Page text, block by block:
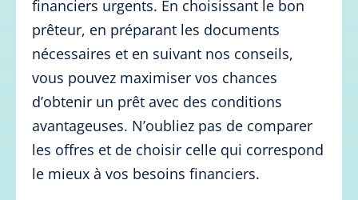
financiers urgents. En choisissant le bon
prêteur, en préparant les documents
nécessaires et en suivant nos conseils,
vous pouvez maximiser vos chances
d’obtenir un prêt avec des conditions
avantageuses. N’oubliez pas de comparer
les offres et de choisir celle qui correspond
le mieux à vos besoins financiers.